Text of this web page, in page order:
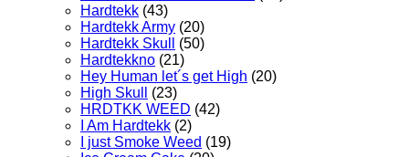
Hardtekk (43)
Hardtekk Army (20)
Hardtekk Skull
(50)
Hardtekkno (21)
Hey Human let´s get High (20)
High Skull
(23)
HRDTKK WEED (42)
I Am Hardtekk (2)
I just Smoke Weed (19)